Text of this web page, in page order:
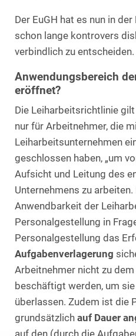
Der EuGH hat es nun in
schon lange kontrovers
verbindlich zu entscheiden.
Anwendungsbereich
eröffnet?
Die Leiharbeitsrichtlinie
nur für Arbeitnehmer, die
Leiharbeitsunternehmen
geschlossen haben, „um
Aufsicht und Leitung des
Unternehmens zu
Anwendbarkeit der
Personalgestellung in
Personalgestellung das
Aufgabenverlagerung
Arbeitnehmer nicht zu
beschäftigt werden, um
überlassen. Zudem ist die
grundsätzlich auf Dauer